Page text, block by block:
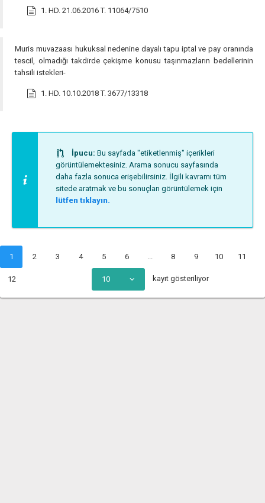
1. HD. 21.06.2016 T. 11064/7510
Muris muvazaası hukuksal nedenine dayalı tapu iptal ve pay oranında
tescil, olmadığı takdirde çekişme konusu taşınmazların bedellerinin
tahsili istekleri-
1. HD. 10.10.2018 T. 3677/13318
İpucu: Bu sayfada "etiketlenmiş" içerikleri
görüntülemektesiniz. Arama sonucu sayfasında
daha fazla sonuca erişebilirsiniz. İlgili kavramı tüm
sitede aratmak ve bu sonuçları görüntülemek için
lütfen tıklayın.
1 2 3 4 5 6 ... 8 9 10 11
12 10 kayıt gösteriliyor